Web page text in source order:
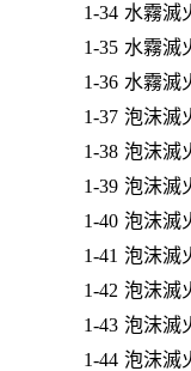
1-34 水霧
1-35 水霧
1-36 水霧
1-37 泡沫
1-38 泡沫
1-39 泡沫
1-40 泡沫
1-41 泡沫
1-42 泡沫
1-43 泡沫
1-44 泡沫